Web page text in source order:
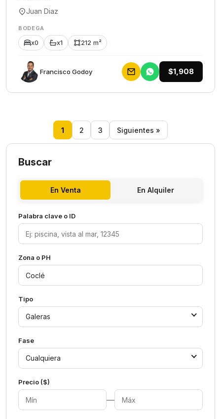
Juan Diaz
BODEGA
x0 x1 212 m²
Francisco Godoy $1,908
1 2 3 Siguientes »
Buscar
En Venta En Alquiler
Palabra clave o ID
Zona o PH
Tipo
Galeras
Fase
Cualquiera
Precio ($)
—